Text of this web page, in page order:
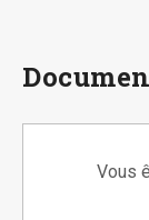
Vous